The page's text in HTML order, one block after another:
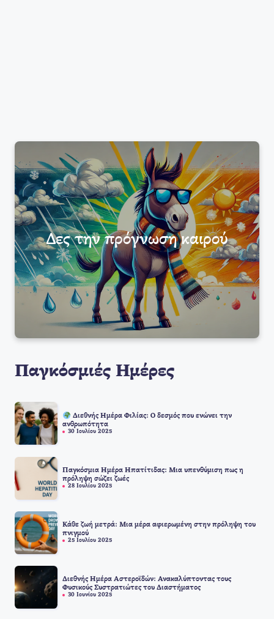
Δες την πρόγνωση καιρού
Παγκόσμιές Ημέρες
Διεθνής Ημέρα Φιλίας: Ο δεσμός που ενώνει την
ανθρωπότητα
30 Ιουλίου 2025
Παγκόσμια Ημέρα Ηπατίτιδας: Μια υπενθύμιση πως η
πρόληψη σώζει ζωές
28 Ιουλίου 2025
Κάθε ζωή μετρά: Μια μέρα αφιερωμένη στην πρόληψη του
πνιγμού
25 Ιουλίου 2025
Διεθνής Ημέρα Αστεροϊδών: Ανακαλύπτοντας τους
Φυσικούς Συστρατιώτες του Διαστήματος
30 Ιουνίου 2025